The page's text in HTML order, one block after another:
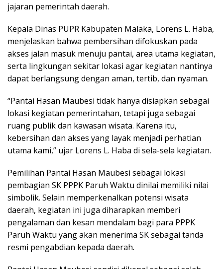
jajaran pemerintah daerah.
Kepala Dinas PUPR Kabupaten Malaka, Lorens L. Haba,
menjelaskan bahwa pembersihan difokuskan pada
akses jalan masuk menuju pantai, area utama kegiatan,
serta lingkungan sekitar lokasi agar kegiatan nantinya
dapat berlangsung dengan aman, tertib, dan nyaman.
“Pantai Hasan Maubesi tidak hanya disiapkan sebagai
lokasi kegiatan pemerintahan, tetapi juga sebagai
ruang publik dan kawasan wisata. Karena itu,
kebersihan dan akses yang layak menjadi perhatian
utama kami,” ujar Lorens L. Haba di sela-sela kegiatan.
Pemilihan Pantai Hasan Maubesi sebagai lokasi
pembagian SK PPPK Paruh Waktu dinilai memiliki nilai
simbolik. Selain memperkenalkan potensi wisata
daerah, kegiatan ini juga diharapkan memberi
pengalaman dan kesan mendalam bagi para PPPK
Paruh Waktu yang akan menerima SK sebagai tanda
resmi pengabdian kepada daerah.